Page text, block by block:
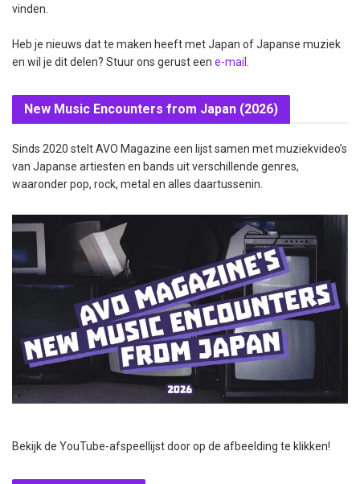
vinden.
Heb je nieuws dat te maken heeft met Japan of Japanse muziek
en wil je dit delen? Stuur ons gerust een e-mail
New Music Encounters from Japan (2026)
Sinds 2020 stelt AVO Magazine een lijst samen met muziekvideo’s
van Japanse artiesten en bands uit verschillende genres,
waaronder pop, rock, metal en alles daartussenin.
Bekijk de YouTube-afspeellijst door op de afbeelding te klikken!